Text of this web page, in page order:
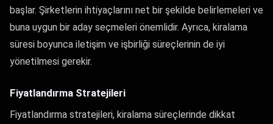
başlar. Şirketlerin ihtiyaçlarını net bir şekilde belirlemeleri ve
buna uygun bir aday seçmeleri önemlidir. Ayrıca, kiralama
süresi boyunca iletişim ve işbirliği süreçlerinin de iyi
yönetilmesi gerekir.
Fiyatlandırma Stratejileri
Fiyatlandırma stratejileri, kiralama süreçlerinde dikkat